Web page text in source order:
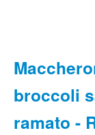
broccoli
ramato -